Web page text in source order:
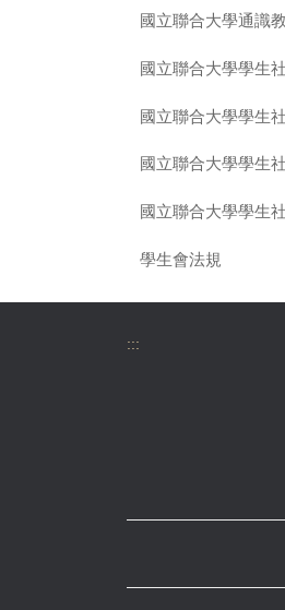
國立聯合大學通識
國立聯合大學學生
國立聯合大學學生
國立聯合大學學生
國立聯合大學學生
學生會法規
:::